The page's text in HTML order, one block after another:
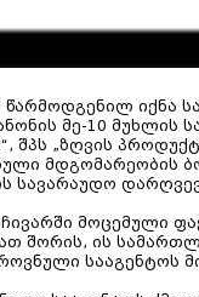
წარმოდგენილ იქნა
მე-10
შპს „ზღვის
მდგომარეობის
სავარაუდო
მოცემული
შორის, ის
სააგენტოს